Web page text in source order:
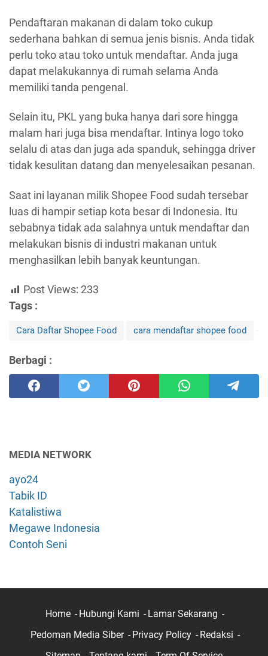
Pendaftaran makanan di dalam toko cukup
sederhana bahkan di semua jenis bisnis. Anda tidak
perlu toko atau toko untuk mendaftar. Anda juga
dapat melakukannya di rumah selama Anda
memiliki tanda pengenal.
Selain itu, PKL yang buka hanya dari sore hingga
malam hari juga bisa mendaftar. Intinya logo toko
selalu di atas dan juga ada spanduk, sehingga driver
tidak kesulitan datang dan menyelesaikan pesanan.
Saat ini layanan milik Shopee Food sudah tersebar
luas di hampir setiap kota besar di Indonesia. Itu
sebabnya tidak ada salahnya untuk mendaftar dan
melakukan bisnis di industri makanan untuk
menghasilkan lebih banyak keuntungan.
Post Views: 233
Tags :
Cara Daftar Shopee Food cara mendaftar shopee food
Berbagi :
MEDIA NETWORK
ayo24
Tabik ID
Katalistiwa
Megawe Indonesia
Contoh Seni
Home Hubungi Kami
Lamar Sekarang
Pedoman Media Siber
Privacy Policy
Redaksi